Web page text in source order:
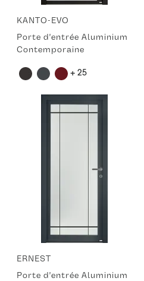
KANTO-EVO
Porte d'entrée Aluminium
Contemporaine
+ 25
ERNEST
Porte d'entrée Aluminium